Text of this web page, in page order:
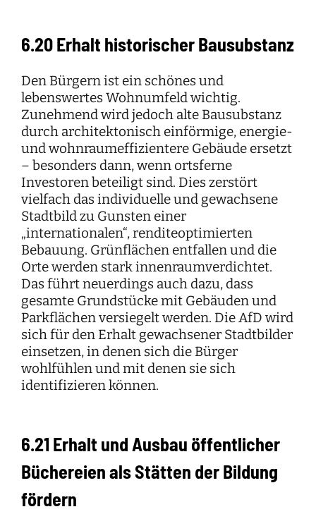
6.20 Erhalt historischer Bausubstanz
Den Bürgern ist ein schönes und
lebenswertes Wohnumfeld wichtig.
Zunehmend wird jedoch alte Bausubstanz
durch architektonisch einförmige, energie-
und wohnraumeffizientere Gebäude ersetzt
– besonders dann, wenn ortsferne
Investoren beteiligt sind. Dies zerstört
vielfach das individuelle und gewachsene
Stadtbild zu Gunsten einer
„internationalen“, renditeoptimierten
Bebauung. Grünflächen entfallen und die
Orte werden stark innenraumverdichtet.
Das führt neuerdings auch dazu, dass
gesamte Grundstücke mit Gebäuden und
Parkflächen versiegelt werden. Die AfD wird
sich für den Erhalt gewachsener Stadtbilder
einsetzen, in denen sich die Bürger
wohlfühlen und mit denen sie sich
identifizieren können.
6.21 Erhalt und Ausbau öffentlicher
Büchereien als Stätten der Bildung
fördern